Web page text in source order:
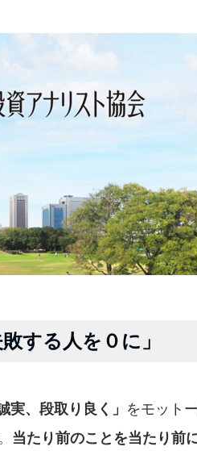
する人を０に」
実、段取り良く」 をモット
当たり前のことを当たり前